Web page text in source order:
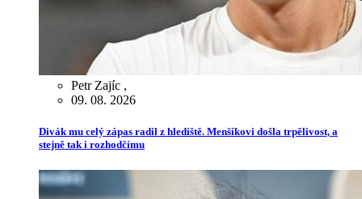
Petr Zajíc ,
09. 08. 2026
Divák mu celý zápas radil z hlediště. Menšíkovi došla trpělivost, a
stejně tak i rozhodčímu